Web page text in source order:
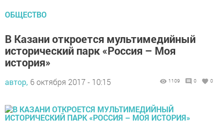
ОБЩЕСТВО
В Казани откроется мультимедийный
исторический парк «Россия – Моя
история»
автор, 6 октября 2017 - 10:15 1109 0 0